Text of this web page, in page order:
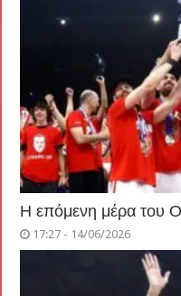
Η επόμενη μέρα του
17:27 - 14/06/2026